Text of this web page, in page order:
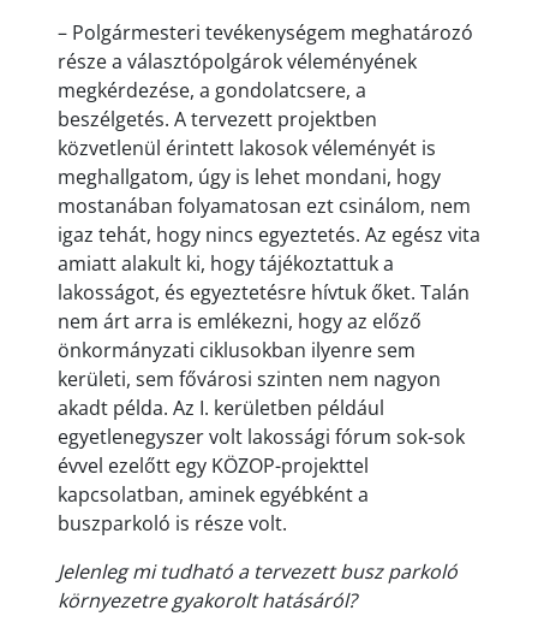
– Polgármesteri tevékenységem meghatározó
része a választópolgárok véleményének
megkérdezése, a gondolatcsere, a
beszélgetés. A tervezett projektben
közvetlenül érintett lakosok véleményét is
meghallgatom, úgy is lehet mondani, hogy
mostanában folyamatosan ezt csinálom, nem
igaz tehát, hogy nincs egyeztetés. Az egész vita
amiatt alakult ki, hogy tájékoztattuk a
lakosságot, és egyeztetésre hívtuk őket. Talán
nem árt arra is emlékezni, hogy az előző
önkormányzati ciklusokban ilyenre sem
kerületi, sem fővárosi szinten nem nagyon
akadt példa. Az I. kerületben például
egyetlenegyszer volt lakossági fórum sok-sok
évvel ezelőtt egy KÖZOP-projekttel
kapcsolatban, aminek egyébként a
buszparkoló is része volt.
Jelenleg mi tudható a tervezett busz parkoló
környezetre gyakorolt hatásáról?